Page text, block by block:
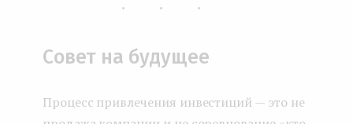
Совет на будущее
Процесс привлечения инвестиций — это не